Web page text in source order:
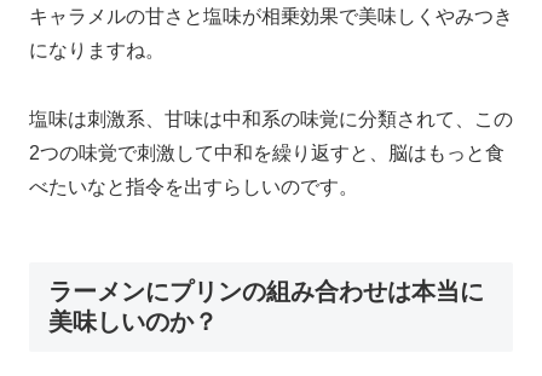
キャラメルの甘さと塩味が相乗効果で美味しくやみつき
になりますね。
塩味は刺激系、甘味は中和系の味覚に分類されて、この
2つの味覚で刺激して中和を繰り返すと、脳はもっと食
べたいなと指令を出すらしいのです。
ラーメンにプリンの組み合わせは本当に
美味しいのか？